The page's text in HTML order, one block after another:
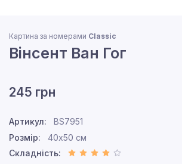
Картина за номерами Classic
Вінсент Ван Гог
245 грн
Артикул:
BS7951
Розмір:
40x50 см
Складність: